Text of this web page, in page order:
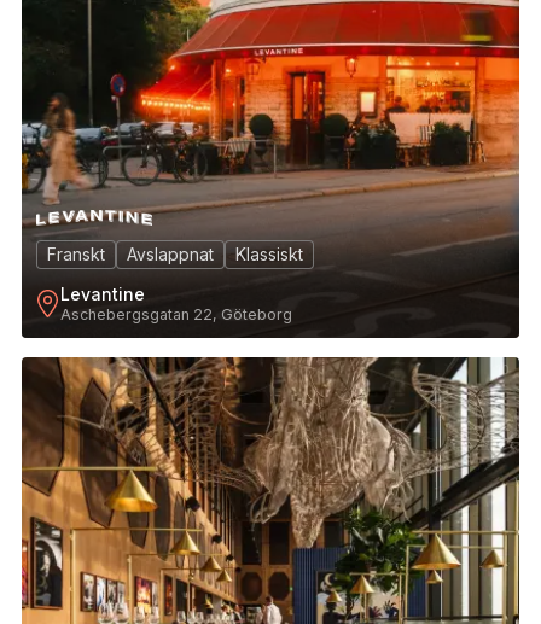
Franskt Avslappnat
Klassiskt
Levantine
Aschebergsgatan 22, Göteborg
10